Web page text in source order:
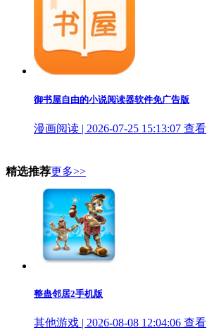
御书屋自由的小说阅读器软件免广告版
漫画阅读 | 2026-07-25 15:13:07 查看
精选推荐更多>>
整蛊邻居2手机版
其他游戏 | 2026-08-08 12:04:06 查看